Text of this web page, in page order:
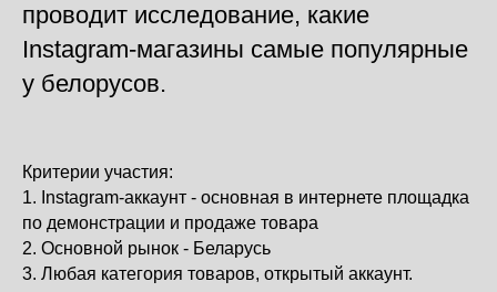
проводит исследование, какие
Instagram-магазины самые популярные
у белорусов.
Критерии участия:
1. Instagram-аккаунт - основная в интернете площадка
по демонстрации и продаже товара
2. Основной рынок - Беларусь
3. Любая категория товаров, открытый аккаунт.